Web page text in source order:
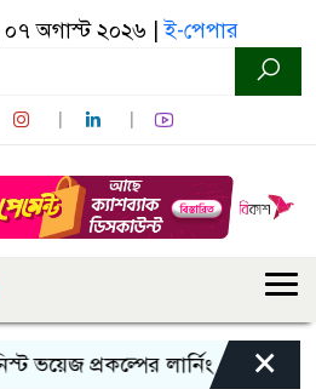
০৭ অগাস্ট ২০২৬ |ই-পেপার
প্রকল্পের লার্নিং শেয়ারিং×